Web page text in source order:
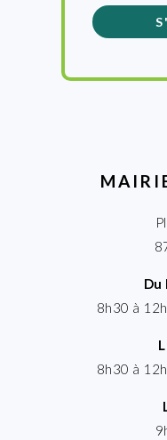
Du
8h30 à
8h30 à